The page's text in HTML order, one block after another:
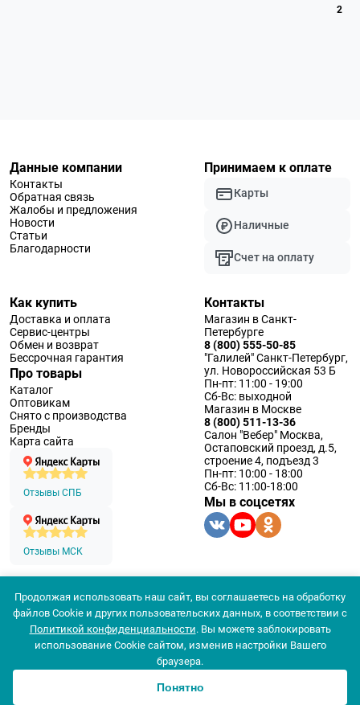
Популярные
2
Данные компании
Контакты
Обратная связь
Жалобы и предложения
Новости
Статьи
Благодарности
Принимаем к оплате
Карты
Наличные
Счет на оплату
Как купить
Доставка и оплата
Сервис-центры
Обмен и возврат
Бессрочная гарантия
Про товары
Каталог
Оптовикам
Снято с производства
Бренды
Карта сайта
Отзывы СПБ
Отзывы МСК
Контакты
Магазин в Санкт-
Петербурге
8 (800) 555-50-85
"Галилей" Санкт-Петербург,
ул. Новороссийская 53 Б
Пн-пт: 11:00 - 19:00
Сб-Вс: выходной
Магазин в Москве
8 (800) 511-13-36
Салон "Вебер" Москва,
Остаповский проезд, д.5,
строение 4, подъезд 3
Пн-пт: 10:00 - 18:00
Сб-Вс: 11:00-18:00
Мы в соцсетях
© 1994 — 2026 ООО «Наблюдательные приборы»
Политика конфеденциальности
Согласие на обработку персональных данных
Согласие использования
Продолжая использовать наш сайт, вы соглашаетесь на обработку
файлов Cookie и других пользовательских данных, в соответствии с
Политикой конфиденциальности. Вы можете заблокировать
использование Cookie сайтом, изменив настройки Вашего
браузера.
Понятно